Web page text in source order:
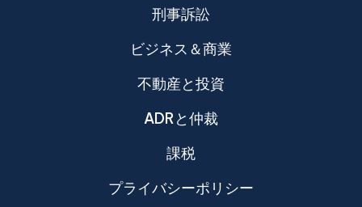
刑事訴訟
ビジネス＆商業
不動産と投資
ADRと仲裁
課税
プライバシーポリシー